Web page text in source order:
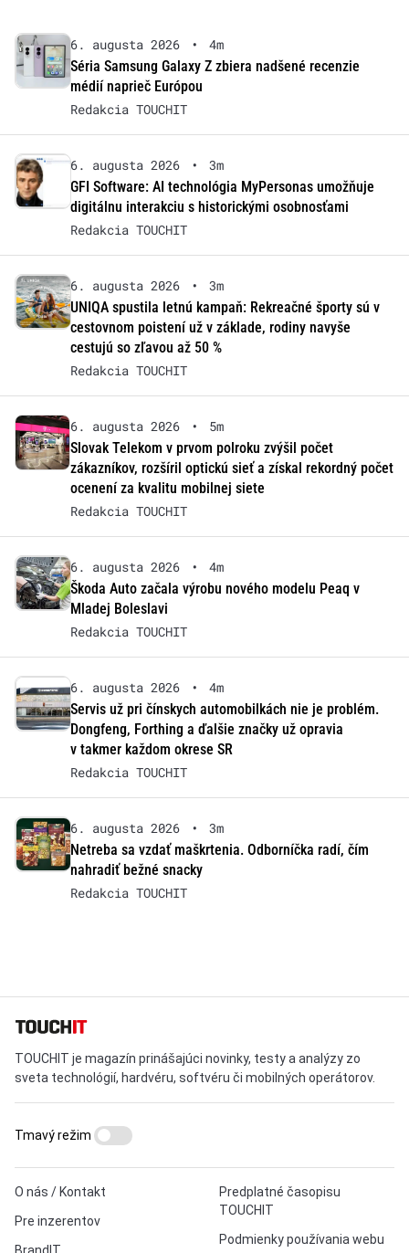
6. augusta 2026 •
4m
Séria Samsung Galaxy Z zbiera nadšené recenzie
médií naprieč Európou
Redakcia TOUCHIT
6. augusta 2026 •
3m
GFI Software: AI technológia MyPersonas umožňuje
digitálnu interakciu s historickými osobnosťami
Redakcia TOUCHIT
6. augusta 2026 •
3m
UNIQA spustila letnú kampaň: Rekreačné športy sú v
cestovnom poistení už v základe, rodiny navyše
cestujú so zľavou až 50 %
Redakcia TOUCHIT
6. augusta 2026 •
5m
Slovak Telekom v prvom polroku zvýšil počet
zákazníkov, rozšíril optickú sieť a získal rekordný počet
ocenení za kvalitu mobilnej siete
Redakcia TOUCHIT
6. augusta 2026 •
4m
Škoda Auto začala výrobu nového modelu Peaq v
Mladej Boleslavi
Redakcia TOUCHIT
6. augusta 2026 •
4m
Servis už pri čínskych automobilkách nie je problém.
Dongfeng, Forthing a ďalšie značky už opravia
v takmer každom okrese SR
Redakcia TOUCHIT
6. augusta 2026 •
3m
Netreba sa vzdať maškrtenia. Odborníčka radí, čím
nahradiť bežné snacky
Redakcia TOUCHIT
TOUCHIT je magazín prinášajúci novinky, testy a analýzy zo
sveta technológií, hardvéru, softvéru či mobilných operátorov.
O nás / Kontakt
Pre inzerentov
Predplatné časopisu
TOUCHIT
Podmienky používania webu
Tmavý režim